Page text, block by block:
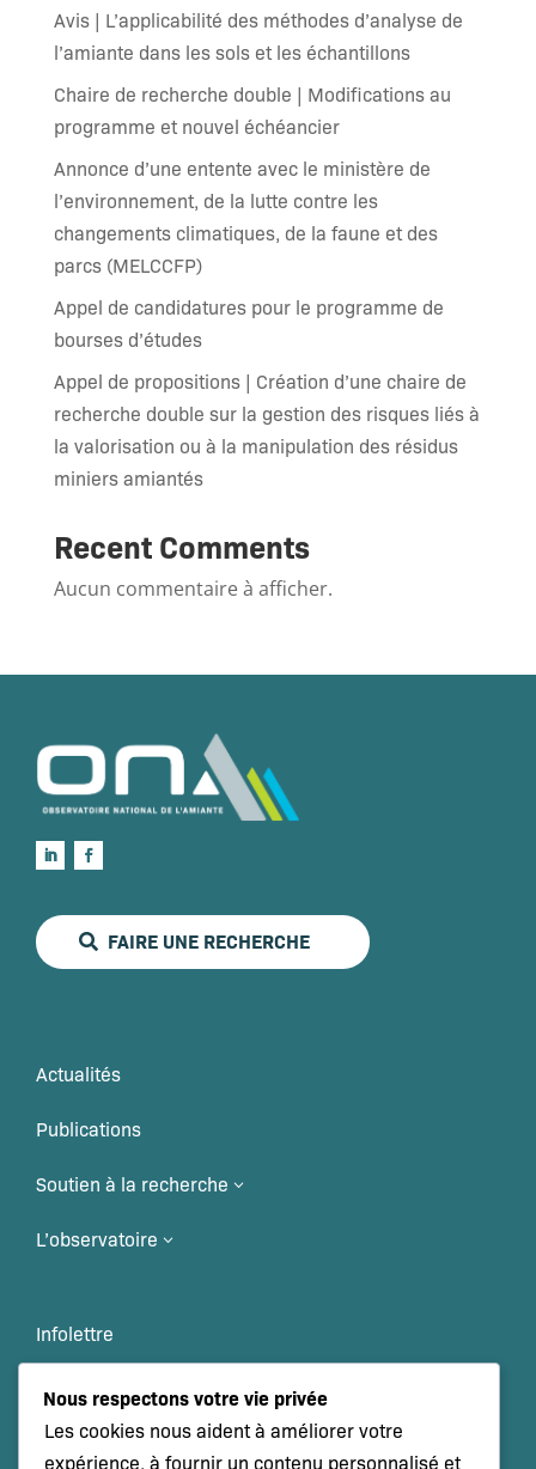
Avis | L’applicabilité des méthodes d’analyse de
l’amiante dans les sols et les échantillons
Chaire de recherche double | Modifications au
programme et nouvel échéancier
Annonce d’une entente avec le ministère de
l’environnement, de la lutte contre les
changements climatiques, de la faune et des
parcs (MELCCFP)
Appel de candidatures pour le programme de
bourses d’études
Appel de propositions | Création d’une chaire de
recherche double sur la gestion des risques liés à
la valorisation ou à la manipulation des résidus
miniers amiantés
Recent Comments
Aucun commentaire à afficher.
FAIRE UNE RECHERCHE
Actualités
Publications
Soutien à la recherche 3
L’observatoire 3
Infolettre
Veille scientifique
Événements
Nous respectons votre vie privée
Les cookies nous aident à améliorer votre
expérience, à fournir un contenu personnalisé et